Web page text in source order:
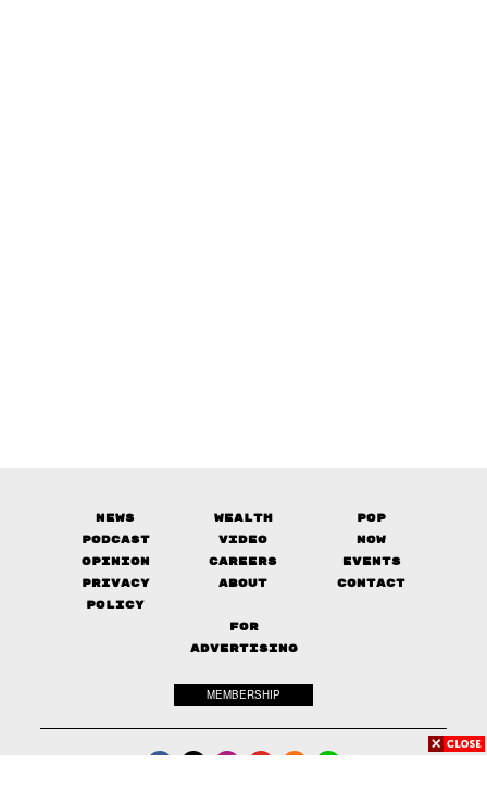
News Wealth
Pop
Podcast
Video
Now
Opinion
Careers
Events
Privacy
Policy
About Contact
FOR
ADVERTISING
MEMBERSHIP